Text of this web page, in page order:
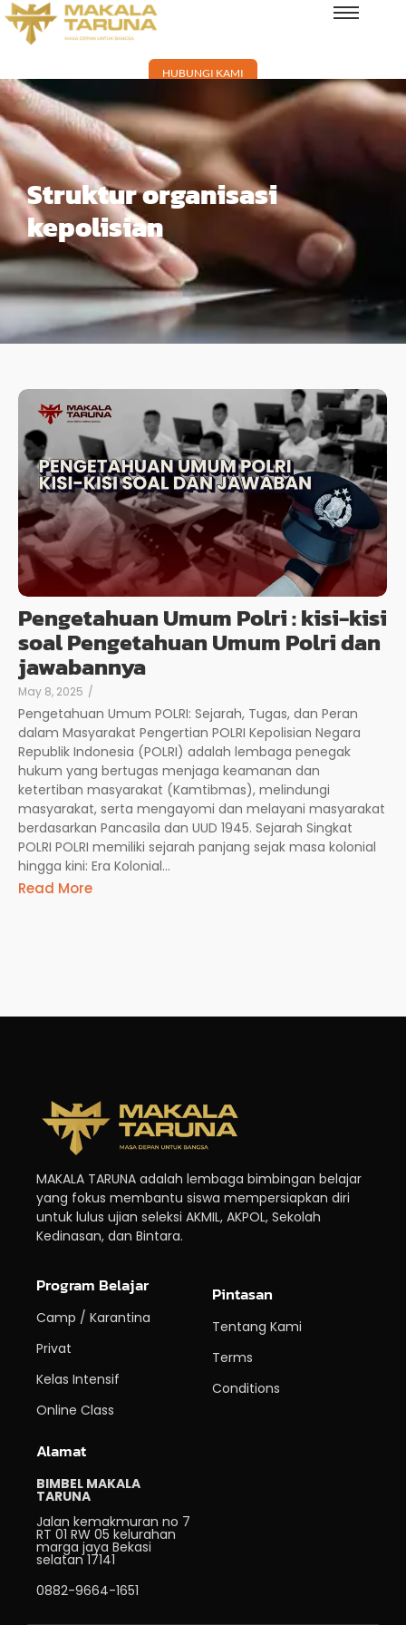
HUBUNGI KAMI
Struktur organisasi
kepolisian
Pengetahuan Umum Polri : kisi-kisi
soal Pengetahuan Umum Polri dan
jawabannya
May 8, 2025 /
Pengetahuan Umum POLRI: Sejarah, Tugas, dan Peran
dalam Masyarakat Pengertian POLRI Kepolisian Negara
Republik Indonesia (POLRI) adalah lembaga penegak
hukum yang bertugas menjaga keamanan dan
ketertiban masyarakat (Kamtibmas), melindungi
masyarakat, serta mengayomi dan melayani masyarakat
berdasarkan Pancasila dan UUD 1945. Sejarah Singkat
POLRI POLRI memiliki sejarah panjang sejak masa kolonial
hingga kini: Era Kolonial...
Read More
MAKALA TARUNA adalah lembaga bimbingan belajar
yang fokus membantu siswa mempersiapkan diri
untuk lulus ujian seleksi AKMIL, AKPOL, Sekolah
Kedinasan, dan Bintara.
Program Belajar
Camp / Karantina
Privat
Kelas Intensif
Online Class
Pintasan
Tentang Kami
Terms
Conditions
Alamat
BIMBEL MAKALA
TARUNA
Jalan kemakmuran no 7
RT 01 RW 05 kelurahan
marga jaya Bekasi
selatan 17141
0882-9664-1651